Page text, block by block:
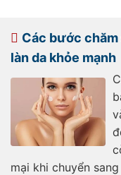
Các bước chăm
làn da khỏe mạnh
mại khi chuyển